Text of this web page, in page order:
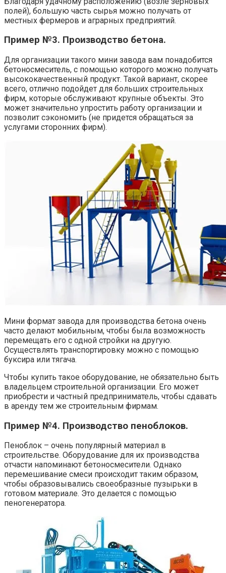
полей), большую часть сырья можно получать от
местных фермеров и аграрных предприятий.
Пример №3. Производство бетона.
Для организации такого мини завода вам понадобится
бетоносмеситель, с помощью которого можно получать
высококачественный продукт. Такой вариант, скорее
всего, отлично подойдет для больших строительных
фирм, которые обслуживают крупные объекты. Это
может значительно упростить работу организации и
позволит сэкономить (не придется обращаться за
услугами сторонних фирм).
Мини формат завода для производства бетона очень
часто делают мобильным, чтобы была возможность
перемещать его с одной стройки на другую.
Осуществлять транспортировку можно с помощью
буксира или тягача.
Чтобы купить такое оборудование, не обязательно быть
владельцем строительной организации. Его может
приобрести и частный предприниматель, чтобы сдавать
в аренду тем же строительным фирмам.
Пример №4. Производство пеноблоков.
Пеноблок – очень популярный материал в
строительстве. Оборудование для их производства
отчасти напоминают бетоносмесители. Однако
перемешивание смеси происходит таким образом,
чтобы образовывались своеобразные пузырьки в
готовом материале. Это делается с помощью
пеногенератора.